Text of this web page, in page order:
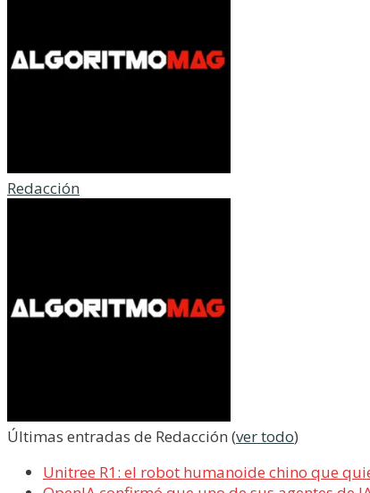
Redacción
Últimas entradas de Redacción (ver todo)
Unitree R1: el robot humanoide chino que